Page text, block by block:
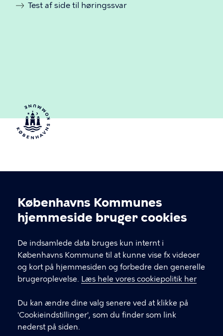
Cookieindstillinger
Københavns Kommunes
hjemmeside bruger cookies
De indsamlede data bruges kun internt i
Københavns Kommune til at kunne vise fx videoer
og kort på hjemmesiden og forbedre den generelle
brugeroplevelse. Læs hele vores cookiepolitik her
Du kan ændre dine valg senere ved at klikke på
'Cookieindstillinger', som du finder som link
nederst på siden.
g Test af side til høringssvar
Københavns Kommune
KONTAKT
Rådhuspladsen 1, 1550 København V